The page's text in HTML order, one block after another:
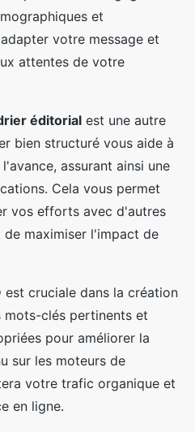
et
votre message et
attentes de votre
éditorial est une autre
bien structuré vous aide à
assurant ainsi une
Cela vous permet
vos efforts avec d'autres
maximiser l'impact de
est cruciale dans la création
mots-clés pertinents et
pour améliorer la
sur les moteurs de
votre trafic organique et
en ligne.